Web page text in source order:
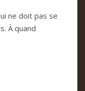
ne doit pas se
À quand